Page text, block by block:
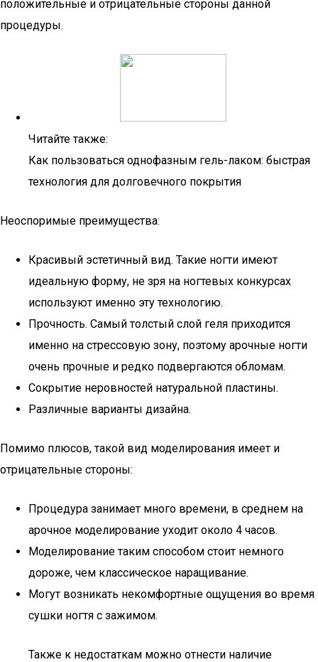
положительные и отрицательные стороны данной
процедуры.
Читайте также:
Как пользоваться однофазным гель-лаком: быстрая
технология для долговечного покрытия
Неоспоримые преимущества:
Красивый эстетичный вид. Такие ногти имеют
идеальную форму, не зря на ногтевых конкурсах
используют именно эту технологию.
Прочность. Самый толстый слой геля приходится
именно на стрессовую зону, поэтому арочные ногти
очень прочные и редко подвергаются обломам.
Сокрытие неровностей натуральной пластины.
Различные варианты дизайна.
Помимо плюсов, такой вид моделирования имеет и
отрицательные стороны:
Процедура занимает много времени, в среднем на
арочное моделирование уходит около 4 часов.
Моделирование таким способом стоит немного
дороже, чем классическое наращивание.
Могут возникать некомфортные ощущения во время
сушки ногтя с зажимом.
Также к недостаткам можно отнести наличие